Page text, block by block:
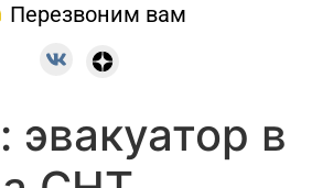
Перезвоним вам
эвакуатор в